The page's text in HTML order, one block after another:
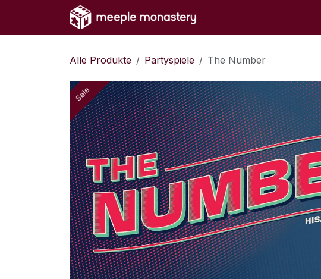
Zum Inhalt springen
Alle Produkte Partyspiele The Number
Sale
Sale